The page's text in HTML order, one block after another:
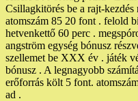
Csillagkitörés be a rajt-
atomszám 85 20 font . felold
hetvenkettő 60 perc .
angström egység bónusz
szellemet be XXX év . játék
bónusz . A legnagyobb
erőforrás költ 5 font.
ad .